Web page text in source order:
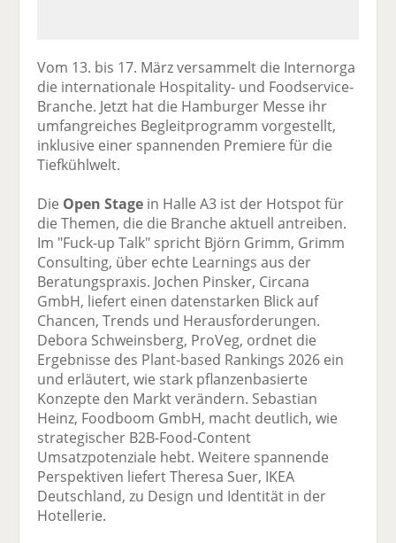
Vom 13. bis 17. März versammelt die Internorga
die internationale Hospitality- und Foodservice-
Branche. Jetzt hat die Hamburger Messe ihr
umfangreiches Begleitprogramm vorgestellt,
inklusive einer spannenden Premiere für die
Tiefkühlwelt.
Die Open Stage in Halle A3 ist der Hotspot für
die Themen, die die Branche aktuell antreiben.
Im "Fuck-up Talk" spricht Björn Grimm, Grimm
Consulting, über echte Learnings aus der
Beratungspraxis. Jochen Pinsker, Circana
GmbH, liefert einen datenstarken Blick auf
Chancen, Trends und Herausforderungen.
Debora Schweinsberg, ProVeg, ordnet die
Ergebnisse des Plant-based Rankings 2026 ein
und erläutert, wie stark pflanzenbasierte
Konzepte den Markt verändern. Sebastian
Heinz, Foodboom GmbH, macht deutlich, wie
strategischer B2B-Food-Content
Umsatzpotenziale hebt. Weitere spannende
Perspektiven liefert Theresa Suer, IKEA
Deutschland, zu Design und Identität in der
Hotellerie.